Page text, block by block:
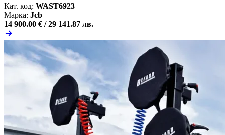
Кат. код: WAST6923
Марка: Jcb
14 900.00 € / 29 141.87 лв.